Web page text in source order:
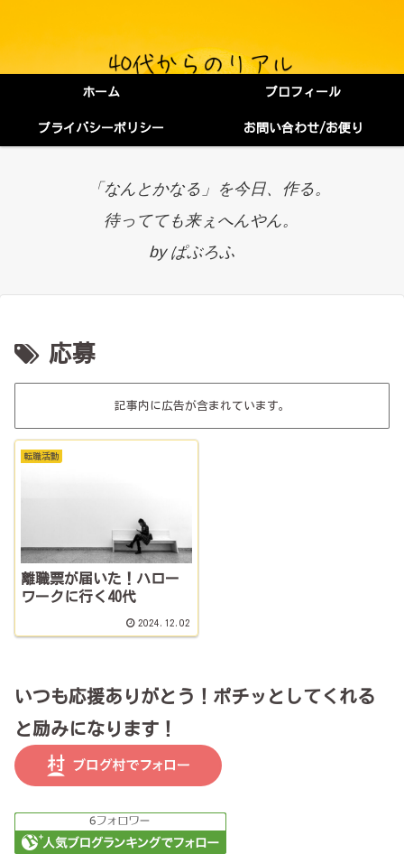
ホーム プロフィール
プライバシーポリシー お問い合わせ/お便り
「なんとかなる」を今日、作る。
待ってても来ぇへんやん。
by ぱぶろふ
応募
記事内に広告が含まれています。
転職活動
離職票が届いた！ハロー
ワークに行く40代
2024.12.02
いつも応援ありがとう！ポチッとしてくれる
と励みになります！